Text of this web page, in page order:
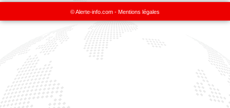
© Alerte-info.com - Mentions légales